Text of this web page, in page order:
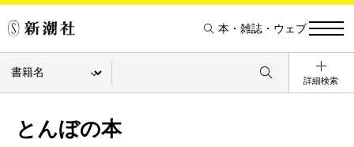
本・雑誌・ウェブ
詳細検索
とんぼの本